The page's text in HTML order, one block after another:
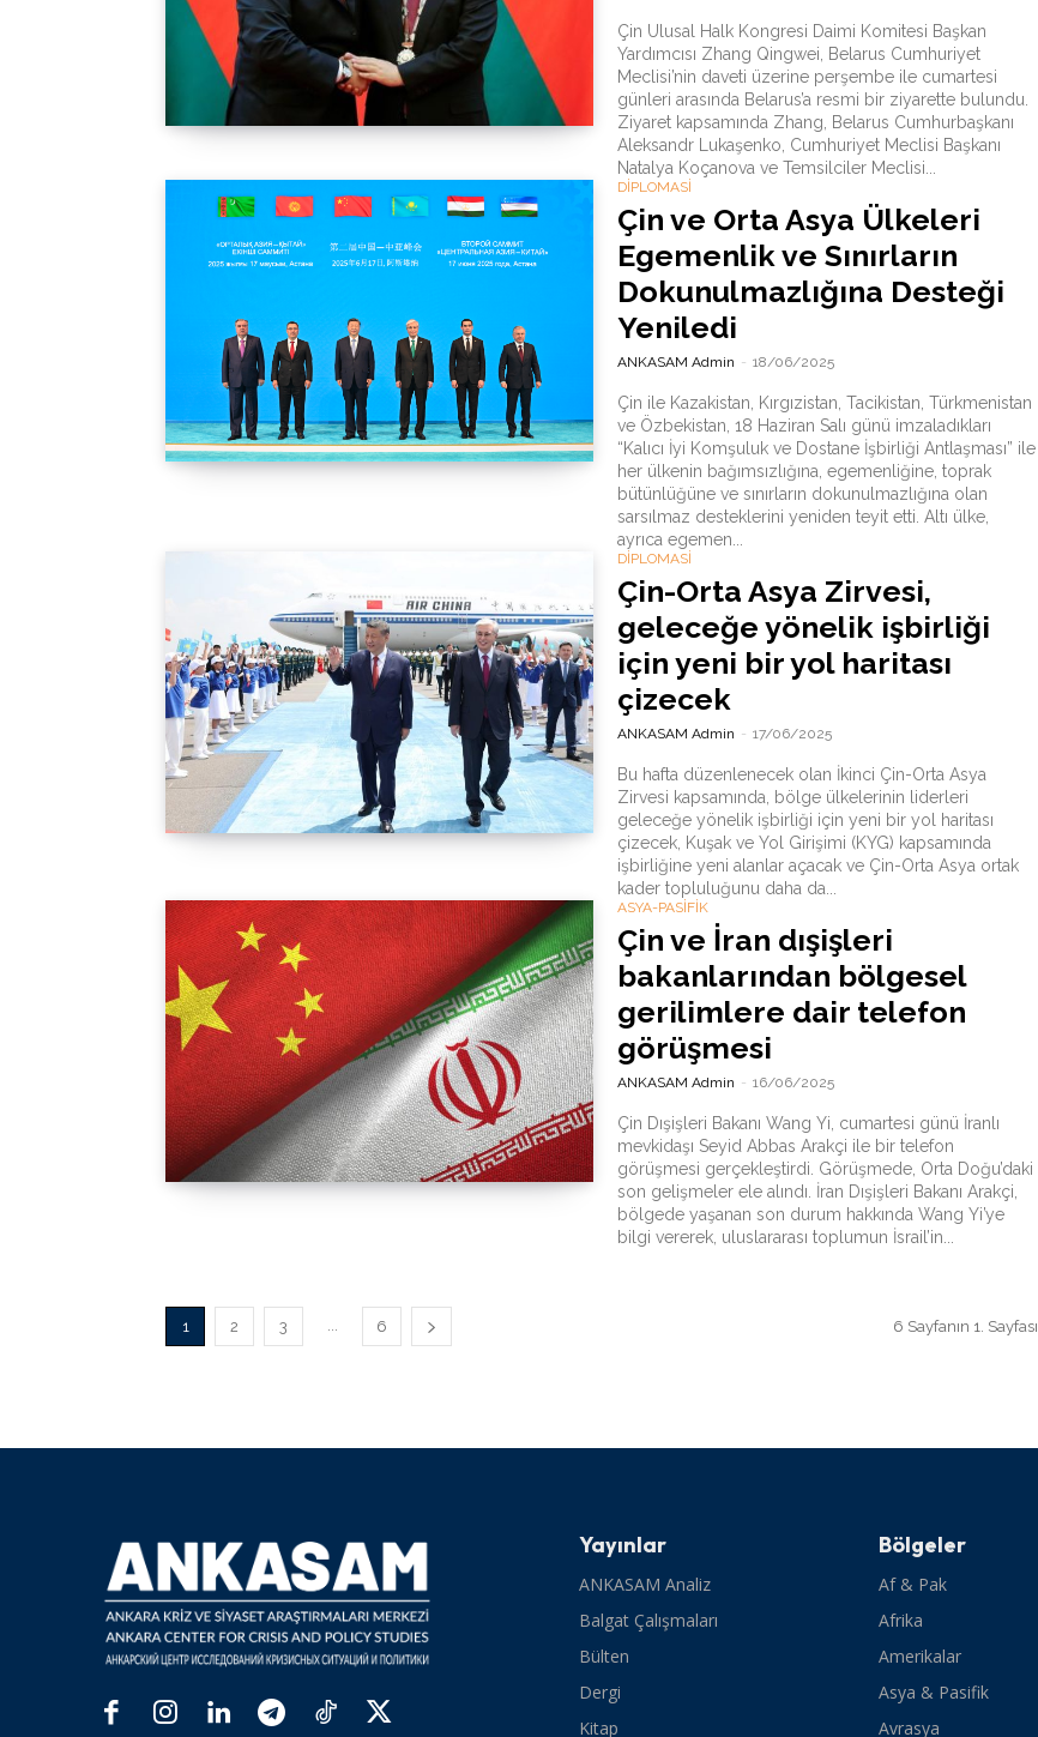
Çin Ulusal Halk Kongresi Daimi Komitesi Başkan
Yardımcısı Zhang Qingwei, Belarus Cumhuriyet
Meclisi’nin daveti üzerine perşembe ile cumartesi
günleri arasında Belarus’a resmi bir ziyarette bulundu.
Ziyaret kapsamında Zhang, Belarus Cumhurbaşkanı
Aleksandr Lukaşenko, Cumhuriyet Meclisi Başkanı
Natalya Koçanova ve Temsilciler Meclisi...
DİPLOMASİ
Çin ve Orta Asya Ülkeleri
Egemenlik ve Sınırların
Dokunulmazlığına Desteği
Yeniledi
ANKASAM Admin - 18/06/2025
Çin ile Kazakistan, Kırgızistan, Tacikistan, Türkmenistan
ve Özbekistan, 18 Haziran Salı günü imzaladıkları
“Kalıcı İyi Komşuluk ve Dostane İşbirliği Antlaşması” ile
her ülkenin bağımsızlığına, egemenliğine, toprak
bütünlüğüne ve sınırların dokunulmazlığına olan
sarsılmaz desteklerini yeniden teyit etti. Altı ülke,
ayrıca egemen...
DİPLOMASİ
Çin-Orta Asya Zirvesi,
geleceğe yönelik işbirliği
için yeni bir yol haritası
çizecek
ANKASAM Admin - 17/06/2025
Bu hafta düzenlenecek olan İkinci Çin-Orta Asya
Zirvesi kapsamında, bölge ülkelerinin liderleri
geleceğe yönelik işbirliği için yeni bir yol haritası
çizecek, Kuşak ve Yol Girişimi (KYG) kapsamında
işbirliğine yeni alanlar açacak ve Çin-Orta Asya ortak
kader topluluğunu daha da...
ASYA-PASİFİK
Çin ve İran dışişleri
bakanlarından bölgesel
gerilimlere dair telefon
görüşmesi
ANKASAM Admin - 16/06/2025
Çin Dışişleri Bakanı Wang Yi, cumartesi günü İranlı
mevkidaşı Seyid Abbas Arakçi ile bir telefon
görüşmesi gerçekleştirdi. Görüşmede, Orta Doğu’daki
son gelişmeler ele alındı. İran Dışişleri Bakanı Arakçi,
bölgede yaşanan son durum hakkında Wang Yi’ye
bilgi vererek, uluslararası toplumun İsrail’in...
1 2 3 ... 6 6 Sayfanın 1. Sayfası
Yayınlar
ANKASAM Analiz
Balgat Çalışmaları
Bülten
Dergi
Kitap
Bölgeler
Af & Pak
Afrika
Amerikalar
Asya & Pasifik
Avrasya